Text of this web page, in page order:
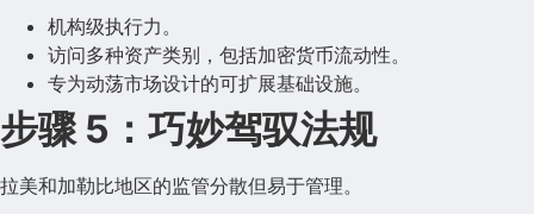
机构级执行力。
访问多种资产类别，包括加密货币流动性。
专为动荡市场设计的可扩展基础设施。
步骤 5：巧妙驾驭法规
拉美和加勒比地区的监管分散但易于管理。